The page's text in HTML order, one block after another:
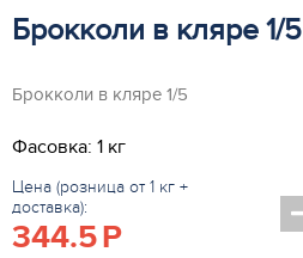
Брокколи в кляре 1/5
Брокколи в кляре 1/5
Фасовка: 1 кг
Цена (розница от 1 кг +
доставка):
344.5P